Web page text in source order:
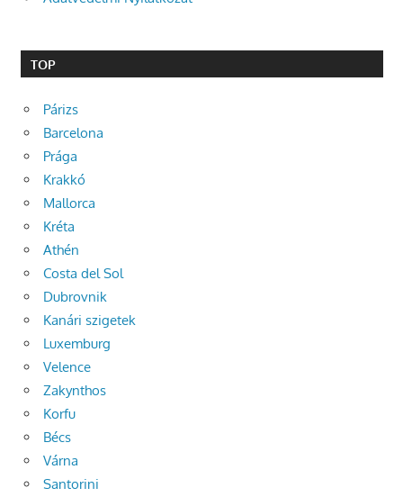
TOP
Párizs
Barcelona
Prága
Krakkó
Mallorca
Kréta
Athén
Costa del Sol
Dubrovnik
Kanári szigetek
Luxemburg
Velence
Zakynthos
Korfu
Bécs
Várna
Santorini